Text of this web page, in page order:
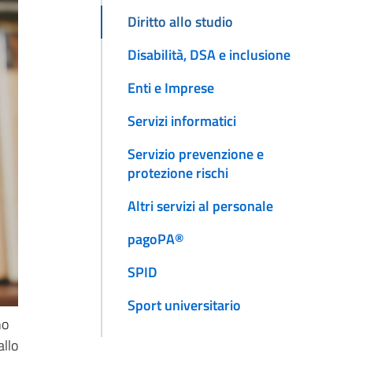
Diritto allo studio
Disabilità, DSA e inclusione
Enti e Imprese
Servizi informatici
Servizio prevenzione e
protezione rischi
Altri servizi al personale
pagoPA®
SPID
Sport universitario